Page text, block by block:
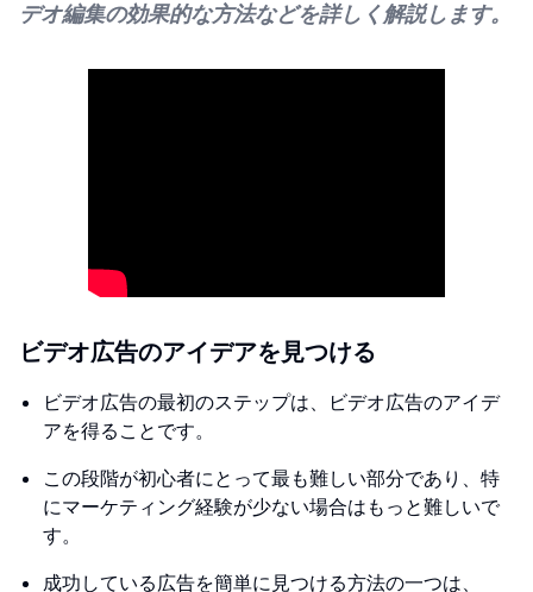
デオ編集の効果的な方法などを詳しく解説します。
ビデオ広告のアイデアを見つける
ビデオ広告の最初のステップは、ビデオ広告のアイデ
アを得ることです。
この段階が初心者にとって最も難しい部分であり、特
にマーケティング経験が少ない場合はもっと難しいで
す。
成功している広告を簡単に見つける方法の一つは、